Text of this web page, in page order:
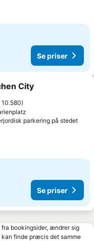
Se priser
City
10.580
parkering på stedet
Se priser
fra bookingsider, ændrer sig
finde præcis det samme